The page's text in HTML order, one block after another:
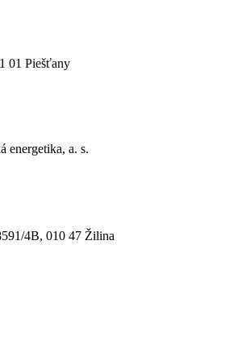
01 Piešťany
energetika, a. s.
4B, 010 47 Žilina